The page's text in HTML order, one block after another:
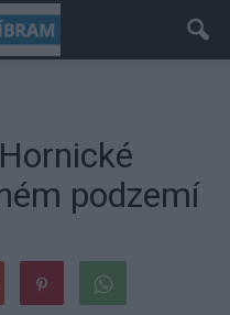
podzemí